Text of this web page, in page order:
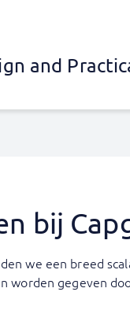
and
bij
we een breed
worden gegeven